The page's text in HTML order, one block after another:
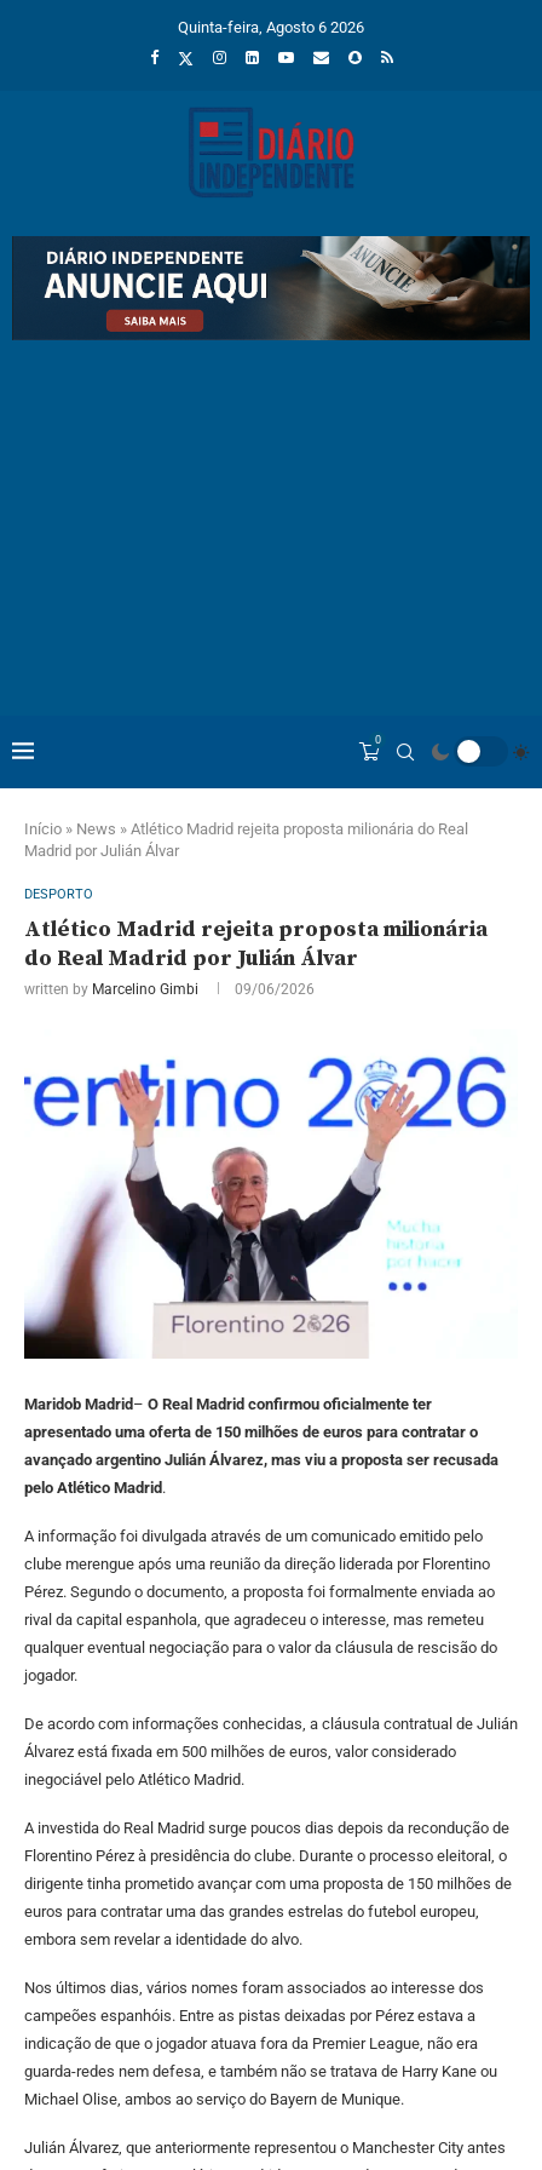
Quinta-feira, Agosto 6 2026
0
Início » News » Atlético Madrid rejeita proposta milionária do Real
Madrid por Julián Álvar
DESPORTO
Atlético Madrid rejeita proposta milionária
do Real Madrid por Julián Álvar
written by Marcelino Gimbi 09/06/2026
Maridob Madrid– O Real Madrid confirmou oficialmente ter
apresentado uma oferta de 150 milhões de euros para contratar o
avançado argentino Julián Álvarez, mas viu a proposta ser recusada
pelo Atlético Madrid.
A informação foi divulgada através de um comunicado emitido pelo
clube merengue após uma reunião da direção liderada por Florentino
Pérez. Segundo o documento, a proposta foi formalmente enviada ao
rival da capital espanhola, que agradeceu o interesse, mas remeteu
qualquer eventual negociação para o valor da cláusula de rescisão do
jogador.
De acordo com informações conhecidas, a cláusula contratual de Julián
Álvarez está fixada em 500 milhões de euros, valor considerado
inegociável pelo Atlético Madrid.
A investida do Real Madrid surge poucos dias depois da recondução de
Florentino Pérez à presidência do clube. Durante o processo eleitoral, o
dirigente tinha prometido avançar com uma proposta de 150 milhões de
euros para contratar uma das grandes estrelas do futebol europeu,
embora sem revelar a identidade do alvo.
Nos últimos dias, vários nomes foram associados ao interesse dos
campeões espanhóis. Entre as pistas deixadas por Pérez estava a
indicação de que o jogador atuava fora da Premier League, não era
guarda-redes nem defesa, e também não se tratava de Harry Kane ou
Michael Olise, ambos ao serviço do Bayern de Munique.
Julián Álvarez, que anteriormente representou o Manchester City antes